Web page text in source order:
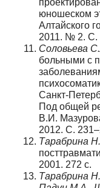
юношеском
Алтайского
2011. № 2. С.
Соловьева
больными с
Санкт-
Под общей
В.И.
2012. С.
Тарабрина
2001. 272 с.
Тарабрина